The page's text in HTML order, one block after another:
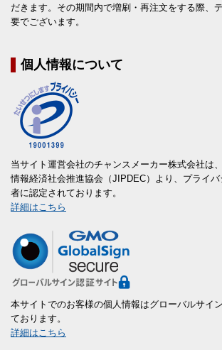
だきます。その期間内で増刷・再注文をする際、
要でございます。
個人情報について
当サイト運営会社のチャンスメーカー株式会社は
情報経済社会推進協会（JIPDEC）より、プライ
者に認定されております。
詳細はこちら
本サイトでのお客様の個人情報はグローバルサイ
ております。
詳細はこちら